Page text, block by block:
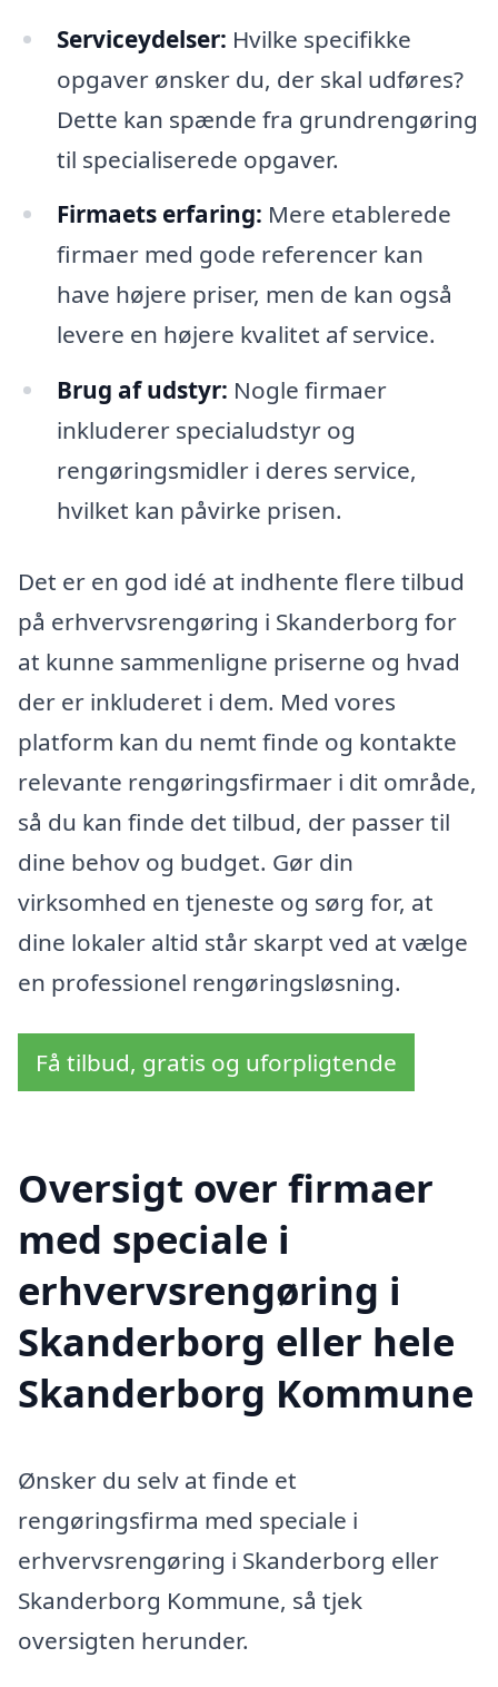
Serviceydelser: Hvilke specifikke
opgaver ønsker du, der skal udføres?
Dette kan spænde fra grundrengøring
til specialiserede opgaver.
Firmaets erfaring: Mere etablerede
firmaer med gode referencer kan
have højere priser, men de kan også
levere en højere kvalitet af service.
Brug af udstyr: Nogle firmaer
inkluderer specialudstyr og
rengøringsmidler i deres service,
hvilket kan påvirke prisen.
Det er en god idé at indhente flere tilbud
på erhvervsrengøring i Skanderborg for
at kunne sammenligne priserne og hvad
der er inkluderet i dem. Med vores
platform kan du nemt finde og kontakte
relevante rengøringsfirmaer i dit område,
så du kan finde det tilbud, der passer til
dine behov og budget. Gør din
virksomhed en tjeneste og sørg for, at
dine lokaler altid står skarpt ved at vælge
en professionel rengøringsløsning.
Få tilbud, gratis og uforpligtende
Oversigt over firmaer
med speciale i
erhvervsrengøring i
Skanderborg eller hele
Skanderborg Kommune
Ønsker du selv at finde et
rengøringsfirma med speciale i
erhvervsrengøring i Skanderborg eller
Skanderborg Kommune, så tjek
oversigten herunder.